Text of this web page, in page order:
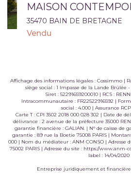
MAISON CONTEMPORAINE SOIGNEE A 20 MIN DE RENNES
35470 BAIN DE
Affichage des informations légales : Cossimmo |
siège social : 1 Impasse de la Lande Brûlée
Siret : 52291659200010 | RCS :
Intracommunautaire : FR22522916592 |
social : 4.000 | Assurance
Carte T : CPI 3502 2018 000 028 302 | Date de
délivrance : 2 avenue de la préfecture 35000
garantie financière : GALIAN. | N° de caisse de
garantie : 89 rue la Boetie 75008 PARIS |
000 | Nom du médiateur : ANM CONSO | Adresse
75002 PARIS | Adresse du site : https://www.anm-
label : 14/04/2020
Entreprise juridiquement et